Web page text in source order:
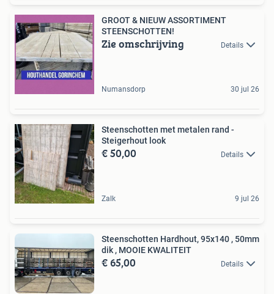
GROOT & NIEUW ASSORTIMENT
STEENSCHOTTEN!
Zie omschrijving Details
Numansdorp 30 jul 26
Steenschotten met metalen rand -
Steigerhout look
€ 50,00 Details
Zalk 9 jul 26
Steenschotten Hardhout, 95x140 , 50mm
dik , MOOIE KWALITEIT
€ 65,00 Details